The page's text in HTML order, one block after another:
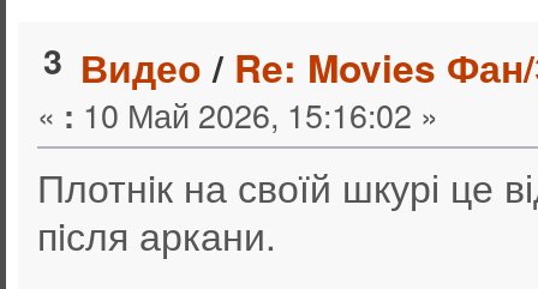
3 Видео/ Re: Movies
« : 10 Май 2026, 15:16:02 »
Плотнiк на своїй шкурі це
пiсля аркани.